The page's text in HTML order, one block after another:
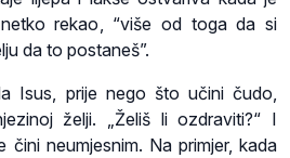
rekao, “više od toga da si
da to postaneš”.
Isus, prije nego što učini čudo,
želji. „Želiš li ozdraviti?“ I
neumjesnim. Na primjer, kada